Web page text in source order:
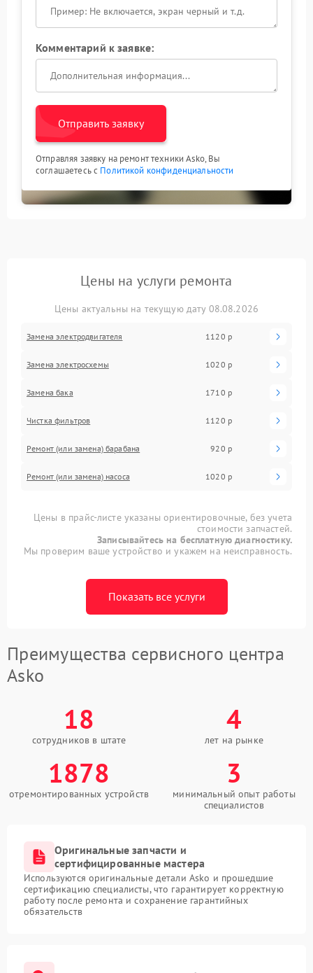
Комментарий к заявке:
Отправить заявку
Отправляя заявку на ремонт техники Asko, Вы
соглашаетесь с Политикой конфиденциальности
Цены на услуги ремонта
Цены актуальны на текущую дату 08.08.2026
Замена электродвигателя 1120 р
Замена электросхемы 1020 р
Замена бака 1710 р
Чистка фильтров 1120 р
Ремонт (или замена) барабана 920 р
Ремонт (или замена) насоса 1020 р
Цены в прайс-листе указаны ориентировочные, без учета
стоимости запчастей.
Записывайтесь на бесплатную диагностику.
Мы проверим ваше устройство и укажем на неисправность.
Показать все услуги
Преимущества сервисного центра
Asko
18
сотрудников в штате
4
лет на рынке
1878
отремонтированных устройств
3
минимальный опыт работы
специалистов
Оригинальные запчасти и
сертифицированные мастера
Используются оригинальные детали Asko и прошедшие
сертификацию специалисты, что гарантирует корректную
работу после ремонта и сохранение гарантийных
обязательств